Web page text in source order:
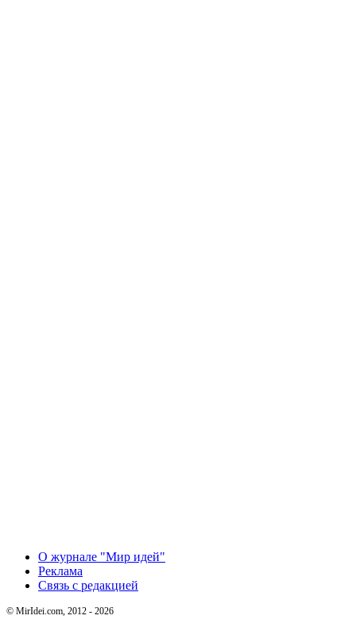
О журнале "Мир идей"
Реклама
Связь с редакцией
© MirIdei.com, 2012 - 2026